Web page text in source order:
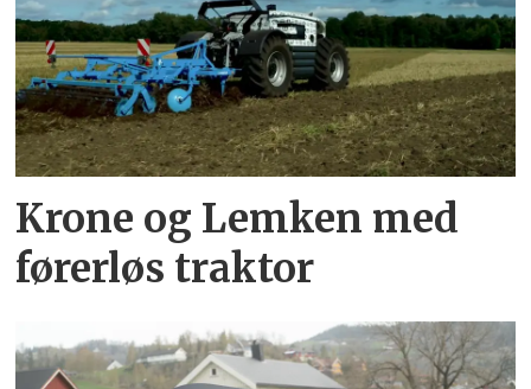
Krone og Lemken med
førerløs traktor